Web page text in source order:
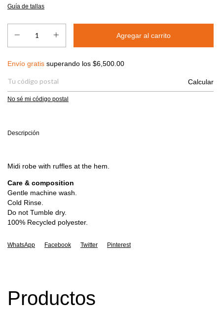
Guía de tallas
Envío gratis $6,500.00
Envío gratis superando los $6,500.00
Calcular
No sé mi código postal
Descripción
Midi robe with ruffles at the hem.
Care & composition
Gentle machine wash.
Cold Rinse.
Do not Tumble dry.
100% Recycled polyester.
WhatsApp Facebook Twitter Pinterest
Productos